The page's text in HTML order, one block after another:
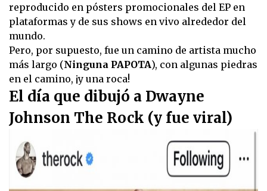
reproducido en pósters promocionales del EP en
plataformas y de sus shows en vivo alrededor del
mundo.
Pero, por supuesto, fue un camino de artista mucho
más largo (Ninguna PAPOTA), con algunas piedras
en el camino, ¡y una roca!
El día que dibujó a Dwayne
Johnson The Rock (y fue viral)